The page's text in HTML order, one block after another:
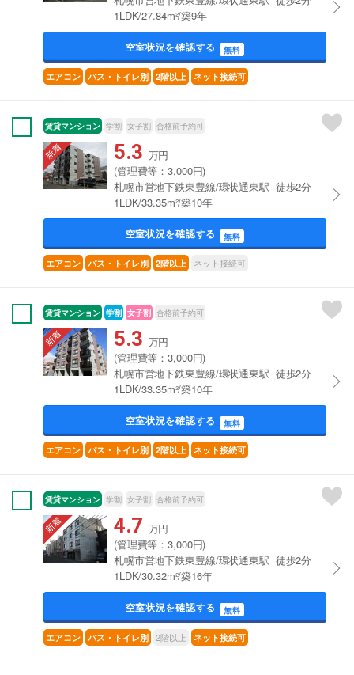
1LDK/27.84m²/築9年
空室状況を確認する 無料
エアコン バス・トイレ別 2階以上 ネット接続可
賃貸マンション 学割 女子割 合格前予約可
5.3 万円
(管理費等：3,000円)
札幌市営地下鉄東豊線/環状通東駅 徒歩2分
1LDK/33.35m²/築10年
空室状況を確認する 無料
エアコン バス・トイレ別 2階以上 ネット接続可
賃貸マンション 学割 女子割 合格前予約可
5.3 万円
(管理費等：3,000円)
札幌市営地下鉄東豊線/環状通東駅 徒歩2分
1LDK/33.35m²/築10年
空室状況を確認する 無料
エアコン バス・トイレ別 2階以上 ネット接続可
賃貸マンション 学割 女子割 合格前予約可
4.7 万円
(管理費等：3,000円)
札幌市営地下鉄東豊線/環状通東駅 徒歩2分
1LDK/30.32m²/築16年
空室状況を確認する 無料
エアコン バス・トイレ別 2階以上 ネット接続可